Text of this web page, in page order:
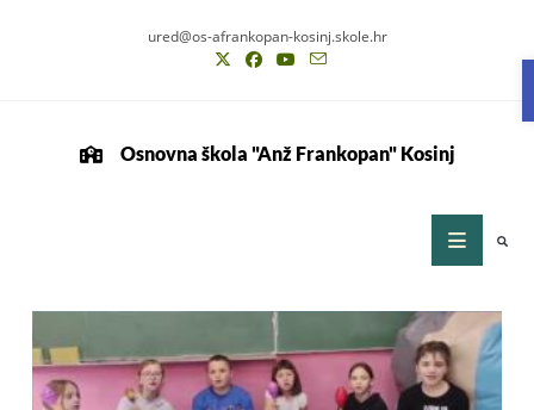
ured@os-afrankopan-kosinj.skole.hr
Osnovna škola "Anž Frankopan" Kosinj